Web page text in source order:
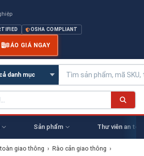
OSHA COMPLIANT
BÁO GIÁ NGAY
Sản phẩm Thư viên an
giao thông › Rào cản giao thông ›